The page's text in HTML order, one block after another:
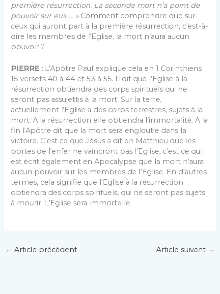
première résurrection. La seconde mort n’a point de
pouvoir sur eux … » Comment comprendre que sur
ceux qui auront part à la première résurrection, c’est-à-
dire les membres de l’Eglise, la mort n’aura aucun
pouvoir ?
PIERRE : L’Apôtre Paul explique cela en 1 Corinthiens
15 versets 40 à 44 et 53 à 55. Il dit que l’Eglise à la
résurrection obtiendra des corps spirituels qui ne
seront pas assujettis à la mort. Sur la terre,
actuellement l’Eglise a des corps terrestres, sujets à la
mort. A la résurrection elle obtiendra l’immortalité. A la
fin l’Apôtre dit que la mort sera engloutie dans la
victoire. C’est ce que Jésus a dit en Matthieu que les
portes de l’enfer ne vaincront pas l’Eglise, c’est ce qui
est écrit également en Apocalypse que la mort n’aura
aucun pouvoir sur les membres de l’Eglise. En d’autres
termes, cela signifie que l’Eglise à la résurrection
obtiendra des corps spirituels, qui ne seront pas sujets
à mourir. L’Eglise sera immortelle.
← Article précédent Article suivant →